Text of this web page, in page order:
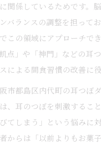
ト
つぼで自然に食欲を整える
内代町で始める耳つぼ体験
関係しているためです。
バランスの調整を担って
この領域にアプローチで
点」や「神門」などの耳
による間食習慣の改善に役
市都島区内代町の耳つぼ
、耳のつぼを刺激するこ
てしまう」という悩みに
からは「以前よりもお菓